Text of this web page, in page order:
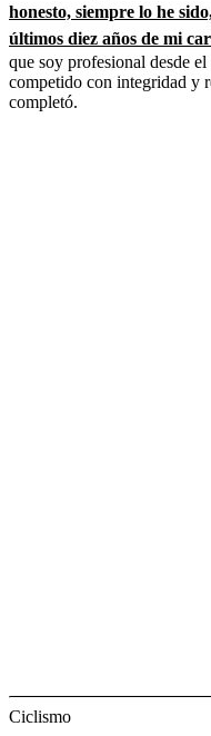
honesto, siempre lo he
últimos diez años de mi
que soy profesional desde
competido con integridad y
completó.
Ciclismo